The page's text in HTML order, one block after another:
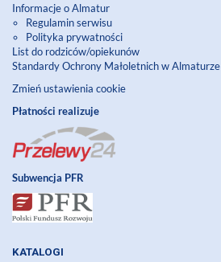
Informacje o Almatur
Regulamin serwisu
Polityka prywatności
List do rodziców/opiekunów
Standardy Ochrony Małoletnich w Almaturze
Zmień ustawienia cookie
Płatności realizuje
Subwencja PFR
KATALOGI